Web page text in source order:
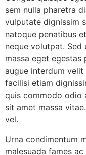
sem nulla pharetra
vulputate dignissim
natoque penatibus
neque volutpat.
massa eget
augue interdum velit
facilisi etiam
quis commodo odio
sit amet massa
vel.
Urna condimentum
malesuada fames